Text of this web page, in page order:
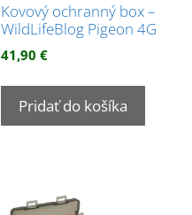
Kovový ochranný box –
WildLifeBlog Pigeon 4G
41,90 €
Pridať do košíka